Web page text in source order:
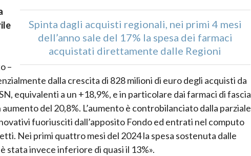
Spinta dagli acquisti regionali, nei primi 4 mesi
dell’anno sale del 17% la spesa dei farmaci
acquistati direttamente dalle Regioni
–
dalla crescita di 828 milioni di euro degli acquisti da
equivalenti a un +18,9%, e in particolare dai farmaci di fascia
del 20,8%. L’aumento è controbilanciato dalla parziale
fuoriusciti dall’apposito Fondo ed entrati nel computo
Nei primi quattro mesi del 2024 la spesa sostenuta dalle
stata invece inferiore di quasi il 13%».